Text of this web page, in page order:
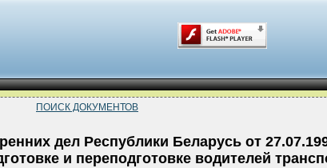
ПОИСК ДОКУМЕНТОВ
дел Республики Беларусь от
и переподготовке водителей